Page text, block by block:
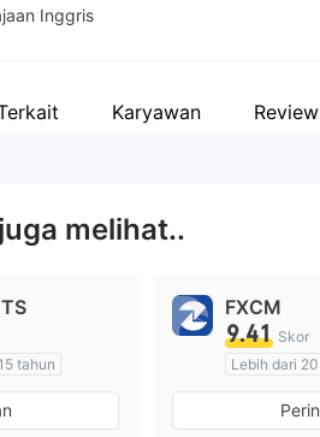
Inggris
Karyawan Review
juga melihat..
tahun
FXCM
9.41 Skor
Lebih dari
Diatur di
Market